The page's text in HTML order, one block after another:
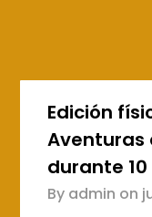
Edición
Aventuras
durante
By admin on